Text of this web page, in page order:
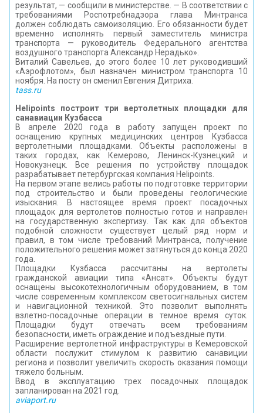
результат, — сообщили в министерстве. — В соответствии с
требованиями Роспотребнадзора глава Минтранса
должен соблюдать самоизоляцию. Его обязанности будет
временно исполнять первый заместитель министра
транспорта — руководитель Федерального агентства
воздушного транспорта Александр Нерадько».
Виталий Савельев, до этого более 10 лет руководивший
«Аэрофлотом», был назначен министром транспорта 10
ноября. На посту он сменил Евгения Дитриха.
tass.ru
Helipoints построит три вертолетных площадки для
санавиации Кузбасса
В апреле 2020 года в работу запущен проект по
оснащению крупных медицинских центров Кузбасса
вертолетными площадками. Объекты расположены в
таких городах, как Кемерово, Ленинск-Кузнецкий и
Новокузнецк. Все решения по устройству площадок
разрабатывает петербургская компания Helipoints.
На первом этапе велись работы по подготовке территории
под строительство и были проведены геологические
изыскания. В настоящее время проект посадочных
площадок для вертолетов полностью готов и направлен
на государственную экспертизу. Так как для объектов
подобной сложности существует целый ряд норм и
правил, в том числе требований Минтранса, получение
положительного решения может затянуться до конца 2020
года.
Площадки Кузбасса рассчитаны на вертолеты
гражданской авиации типа «Ансат». Объекты будут
оснащены высокотехнологичным оборудованием, в том
числе современным комплексом светосигнальных систем
и навигационной техникой. Это позволит выполнять
взлетно-посадочные операции в темное время суток.
Площадки будут отвечать всем требованиям
безопасности, иметь ограждение и подъездные пути.
Расширение вертолетной инфраструктуры в Кемеровской
области послужит стимулом к развитию санавиции
региона и позволит увеличить скорость оказания помощи
тяжело больным.
Ввод в эксплуатацию трех посадочных площадок
запланирован на 2021 год.
aviaport.ru